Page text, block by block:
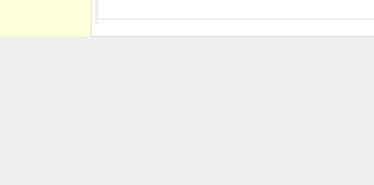
Розміщення інформації про готель на нашому сайті